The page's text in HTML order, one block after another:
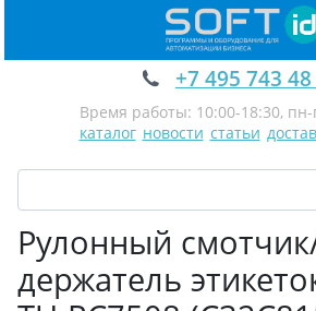
+7 495 743
Время работы: 10:00-18:30, пн-
каталог новости статьи
Рулонный
держатель